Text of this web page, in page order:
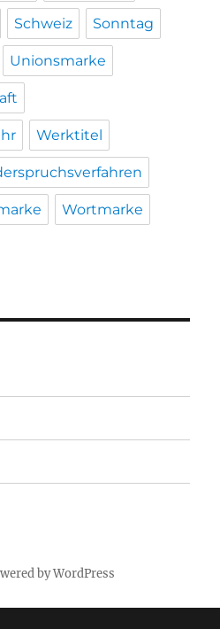
Schweiz Sonntag
Unionsmarke
Werktitel
Wortmarke
by WordPress